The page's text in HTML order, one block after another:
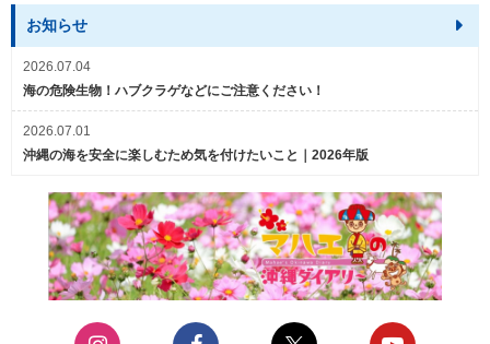
お知らせ
2026.07.04
海の危険生物！ハブクラゲなどにご注意ください！
2026.07.01
沖縄の海を安全に楽しむため気を付けたいこと｜2026年版